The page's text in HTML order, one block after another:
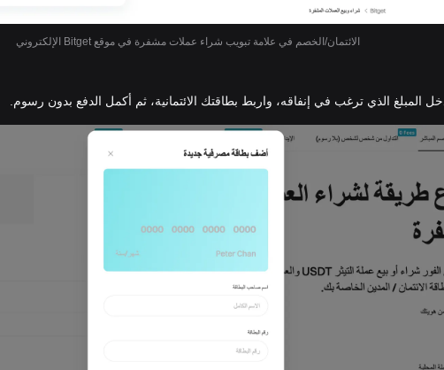
الائتمان/الخصم في علامة تبويب شراء عملات مشفرة في موقع Bitget الإلكتروني
المبلغ الذي ترغب في إنفاقه، واربط بطاقتك الائتمانية، ثم أكمل الدفع بدون رسوم.